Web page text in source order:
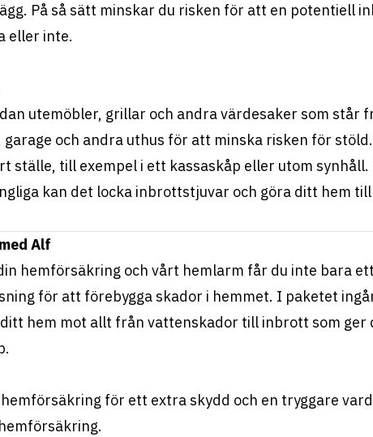
På så sätt minskar du risken för att en potentiell
eller inte.
utemöbler, grillar och andra värdesaker som står
och andra uthus för att minska risken för
ställe, till exempel i ett kassaskåp eller utom synhåll.
kan det locka inbrottstjuvar och göra ditt hem
Alf
hemförsäkring och vårt hemlarm får du inte bara
för att förebygga skador i hemmet. I paketet
hem mot allt från vattenskador till inbrott som ger
för ett extra skydd och en tryggare